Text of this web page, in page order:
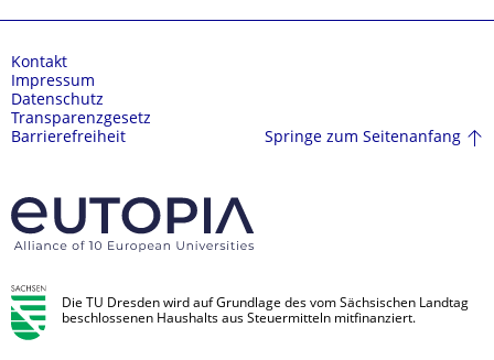
Kontakt
Impressum
Datenschutz
Transparenzgesetz
Barrierefreiheit
Springe zum Seitenanfang
Die TU Dresden wird auf Grundlage des vom Sächsischen Landtag
beschlossenen Haushalts aus Steuermitteln mitfinanziert.